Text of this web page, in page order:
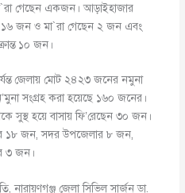
গেছেন একজন। আড়াইহাজার
১৬ জন ও মা`রা গেছেন ২ জন এবং
১০ জন।
জেলায় মোট ২৪২৩ জনের নমুনা
সংগ্রহ করা হয়েছে ১৬০ জনের।
সুস্থ হয়ে বাসায় ফি’রেছেন ৩০ জন।
১৮ জন, সদর উপজেলার ৮ জন,
৩ জন।
নারায়ণগঞ্জ জেলা সিভিল সার্জন ডা.